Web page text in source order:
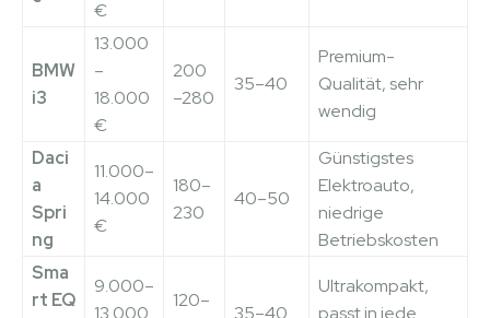
€
BMW
i3
13.000
–
18.000
€
200
–280
35–40
Premium-
Qualität, sehr
wendig
Daci
a
Spri
ng
11.000–
14.000
€
180–
230
40–50
Günstigstes
Elektroauto,
niedrige
Betriebskosten
Sma
rt EQ
9.000–
13.000
120–
35–40
Ultrakompakt,
passt in jede